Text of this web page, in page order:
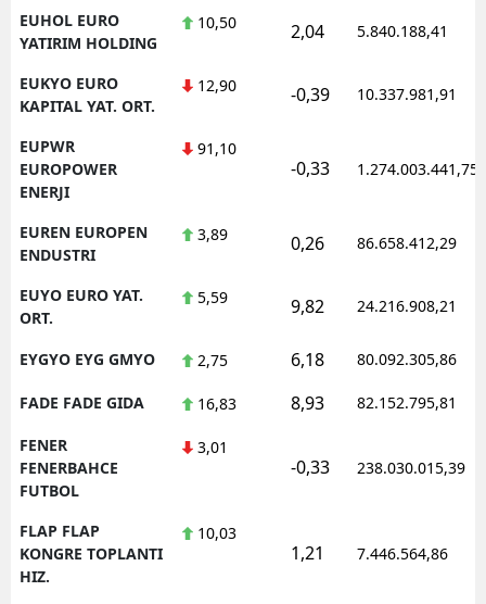
EUHOL EURO
YATIRIM HOLDING
10,50 2,04 5.840.188,41
EUKYO EURO
KAPITAL YAT. ORT.
12,90 -0,39 10.337.981,91
EUPWR
EUROPOWER
ENERJI
91,10
-0,33 1.274.003.441,75
EUREN EUROPEN
ENDUSTRI
3,89 0,26 86.658.412,29
EUYO EURO YAT.
ORT.
5,59 9,82 24.216.908,21
EYGYO EYG GMYO 2,75 6,18 80.092.305,86
FADE FADE GIDA 16,83 8,93 82.152.795,81
FENER
FENERBAHCE
FUTBOL
3,01
-0,33 238.030.015,39
FLAP FLAP
KONGRE TOPLANTI
HIZ.
10,03
1,21 7.446.564,86